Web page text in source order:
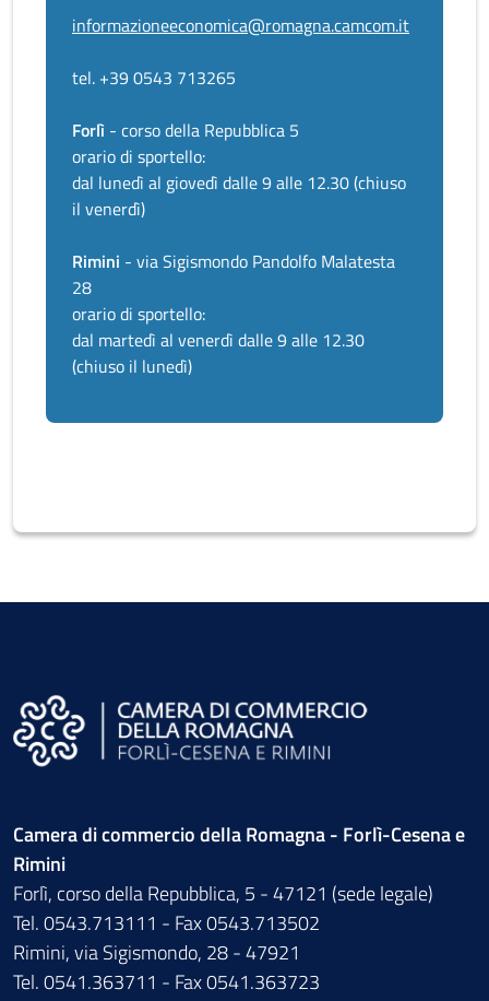
informazioneeconomica@romagna.camcom.it
tel. +39 0543 713265
Forlì - corso della Repubblica 5
orario di sportello:
dal lunedì al giovedì dalle 9 alle 12.30 (chiuso
il venerdì)
Rimini - via Sigismondo Pandolfo Malatesta
28
orario di sportello:
dal martedì al venerdì dalle 9 alle 12.30
(chiuso il lunedì)
Camera di commercio della Romagna - Forlì-Cesena e
Rimini
Forlì, corso della Repubblica, 5 - 47121 (sede legale)
Tel. 0543.713111 - Fax 0543.713502
Rimini, via Sigismondo, 28 - 47921
Tel. 0541.363711 - Fax 0541.363723